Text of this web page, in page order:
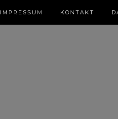
IMPRESSUM KONTAKT